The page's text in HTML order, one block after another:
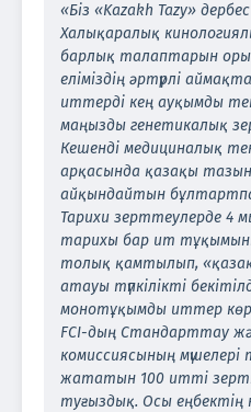
«Біз «Kazakh Tazy»
Халықаралық
барлық талаптарын
еліміздің әртүрлі
иттерді кең ауқымды
маңызды генетикалық
Кешенді медициналық
арқасында қазақы
айқындайтын
Тарихи зерттеулерде 4
тарихы бар ит
толық қамтылып,
атауы түпкілікті
монотұқымды иттер
FCI-дың Стандарттау
комиссиясының
жататын 100 итті
туғыздық. Осы еңбектің